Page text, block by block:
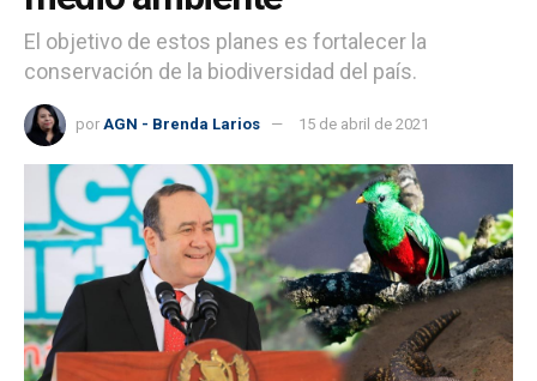
El objetivo de estos planes es fortalecer la
conservación de la biodiversidad del país.
por AGN - Brenda Larios 15 de abril de 2021